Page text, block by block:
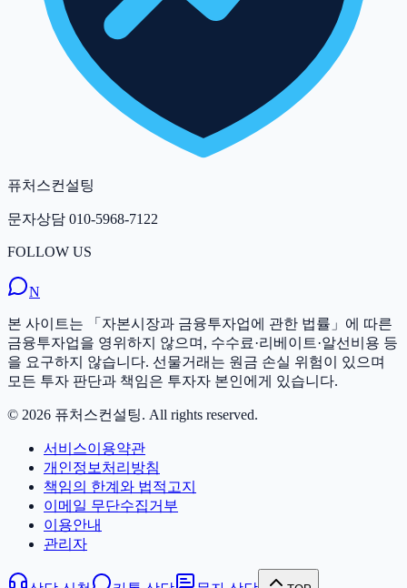
퓨처스컨설팅
문자상담 010-5968-7122
FOLLOW US
N
본 사이트는 「자본시장과 금융투자업에 관한 법률」에 따른
금융투자업을 영위하지 않으며, 수수료·리베이트·알선비용 등
을 요구하지 않습니다. 선물거래는 원금 손실 위험이 있으며
모든 투자 판단과 책임은 투자자 본인에게 있습니다.
© 2026 퓨처스컨설팅. All rights reserved.
서비스이용약관
개인정보처리방침
책임의 한계와 법적고지
이메일 무단수집거부
이용안내
관리자